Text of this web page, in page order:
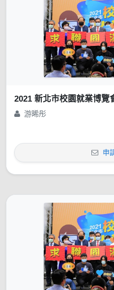
2021 新北市校園就業博覽
游晞彤
申